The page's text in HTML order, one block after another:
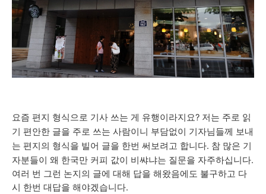
요즘 편지 형식으로 기사 쓰는 게 유행이라지요? 저는 주로 읽
기 편안한 글을 주로 쓰는 사람이니 부담없이 기자님들께 보내
는 편지의 형식을 빌어 글을 한번 써보려고 합니다. 참 많은 기
자분들이 왜 한국만 커피 값이 비쌰냐는 질문을 자주하십니다.
여러 번 그런 논지의 글에 대해 답을 해왔음에도 불구하고 다
시 한번 대답을 해야겠습니다.